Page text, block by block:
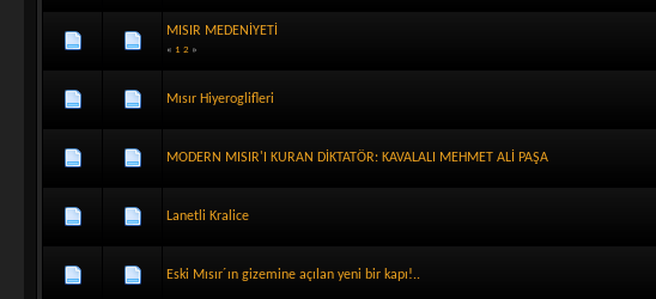
MISIR MEDENİYETİ
« 1 2 »
Mısır Hiyeroglifleri
MODERN MISIR'I KURAN DİKTATÖR: KAVALALI MEHMET ALİ PAŞA
Lanetli Kralice
Eski Mısır´ın gizemine açılan yeni bir kapı!..